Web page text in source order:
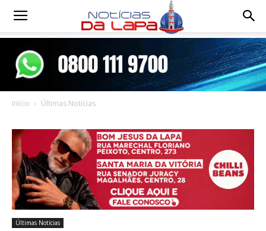
Notícias
Início Últimas Notícias
Últimas Notícias